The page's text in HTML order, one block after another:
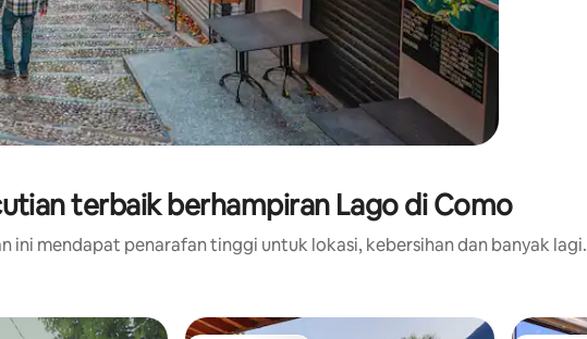
terbaik berhampiran Lago di Como
ini mendapat penarafan tinggi untuk lokasi, kebersihan dan banyak lagi.